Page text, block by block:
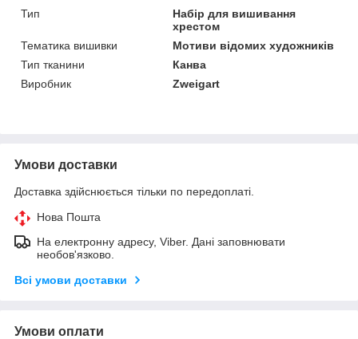
Тип
Набір для вишивання
хрестом
Тематика вишивки
Мотиви відомих художників
Тип тканини
Канва
Виробник
Zweigart
Умови доставки
Доставка здійснюється тільки по передоплаті.
Нова Пошта
На електронну адресу, Viber. Дані заповнювати
необов'язково.
Всі умови доставки
Умови оплати